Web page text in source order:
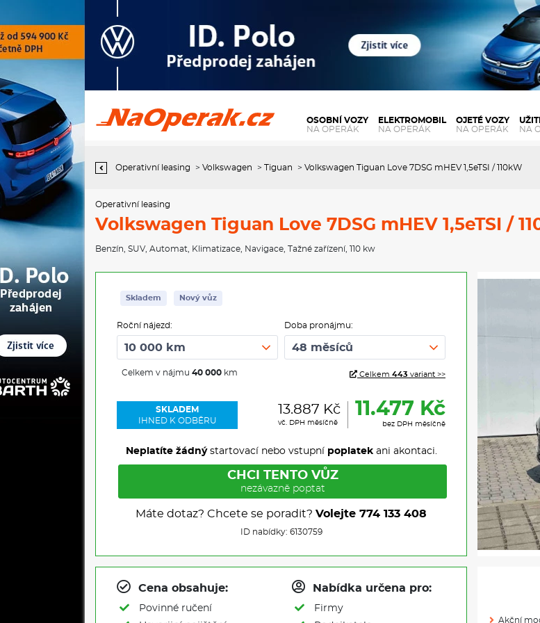
Operativní leasing Volkswagen Tiguan Love 7DSG mHEV 1,5eTSI /
110kW
OSOBNÍ VOZY
NA OPERÁK
ELEKTROMOBIL
NA OPERÁK
OJETÉ VOZY
NA OPERÁK
NA
Operativní leasing > Volkswagen > Tiguan > Volkswagen Tiguan Love 7DSG mHEV 1,5eTSI / 110kW
Operativní leasing
Volkswagen Tiguan Love 7DSG mHEV 1,5eTSI /
Benzín SUV, Automat Klimatizace Navigace Tažné zařízení, 110 kw
Skladem Nový vůz
Roční nájezd:
Celkem v nájmu 40 000 km
Doba pronájmu:
Celkem 443 variant >>
SKLADEM
IHNED K ODBĚRU
13.887 Kč
vč. DPH měsíčně
11.477 Kč
bez DPH měsíčně
Neplatíte žádnýstartovací nebo vstupní poplatekani akontaci.
CHCI TENTO VŮZ
nezávazně poptat
Máte dotaz? Chcete se poradit? Volejte 774 133 408
ID nabídky: 6130759
Cena obsahuje:
Povinné ručení
Nabídka určena pro:
Firmy
Akční